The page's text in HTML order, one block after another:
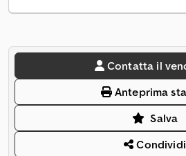
Contatta il
Anteprima
Salva
Condividi